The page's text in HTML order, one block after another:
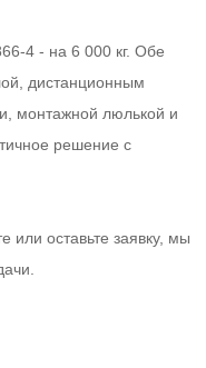
- на 6 000 кг. Обе
дистанционным
монтажной люлькой и
решение с
или оставьте заявку, мы